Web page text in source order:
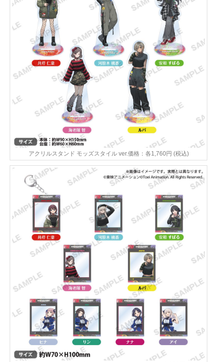
アクリルスタンド モッズスタイル ver.価格：各1,760円 (税込)